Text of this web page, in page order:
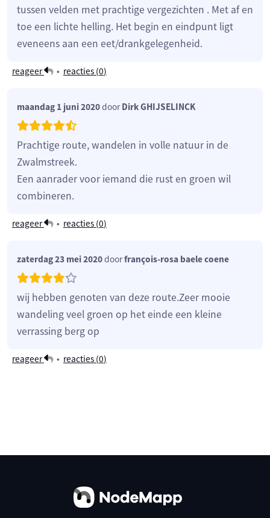
tussen velden met prachtige vergezichten . Met af en
toe een lichte helling. Het begin en eindpunt ligt
eveneens aan een eet/drankgelegenheid.
reageer • reacties (0)
maandag 1 juni 2020doorDirk GHIJSELINCK
Prachtige route, wandelen in volle natuur in de
Zwalmstreek.
Een aanrader voor iemand die rust en groen wil
combineren.
reageer • reacties (0)
zaterdag 23 mei 2020doorfrançois-rosa baele coene
wij hebben genoten van deze route.Zeer mooie
wandeling veel groen op het einde een kleine
verrassing berg op
reageer • reacties (0)